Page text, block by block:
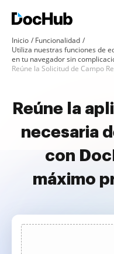
Inicio
Funcionalidad
Utiliza nuestras funciones de
en tu navegador sin
Reúne la Solicitud de Campo
Reúne la
necesaria
con
máximo